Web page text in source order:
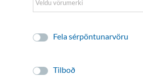
Fela sérpöntunarvöru
Tilboð